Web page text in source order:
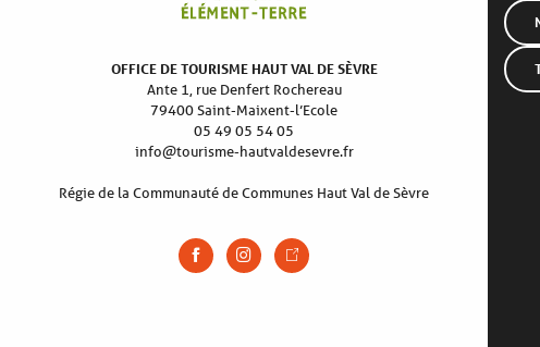
OFFICE DE TOURISME HAUT VAL DE SÈVRE
Ante 1, rue Denfert Rochereau
79400 Saint-Maixent-l’Ecole
05 49 05 54 05
info@tourisme-hautvaldesevre.fr
Régie de la Communauté de Communes Haut Val de Sèvre